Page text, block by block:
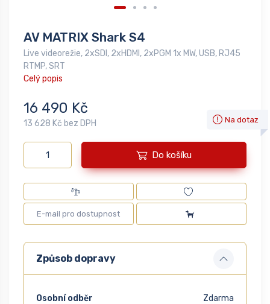
AV MATRIX Shark S4
Live videorežie, 2xSDI, 2xHDMI, 2xPGM 1x MW, USB, RJ45
RTMP, SRT
Celý popis
16 490 Kč
13 628 Kč bez DPH Na dotaz
Do košíku
Způsob dopravy
Osobní odběr Zdarma